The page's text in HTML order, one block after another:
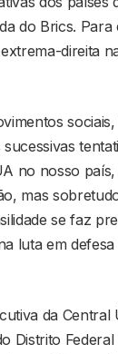
do Brics.
direita
no nosso
mas
se faz
luta em defesa
da Central
Distrito